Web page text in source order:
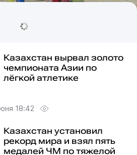
Казахстан вырвал золото
чемпионата Азии по
лёгкой атлетике
18:42
Казахстан установил
рекорд мира и взял пять
медалей ЧМ по тяжелой